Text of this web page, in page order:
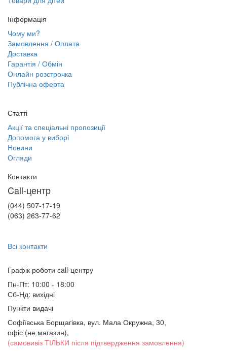
Інформація
Чому ми?
Замовлення / Оплата
Доставка
Гарантія / Обмін
Онлайн розстрочка
Публічна оферта
Статті
Акції та спеціальні пропозиції
Допомога у виборі
Новини
Огляди
Контакти
Call-центр
(044) 507-17-19
(063) 263-77-62
Всі контакти
Графік роботи сall-центру
Пн-Пт: 10:00 - 18:00
Сб-Нд: вихідні
Пункти видачі
Софіївська Борщагівка, вул. Мала Окружна, 30,
офіс (не магазин),
(самовивіз ТІЛЬКИ після підтвердження замовлення)